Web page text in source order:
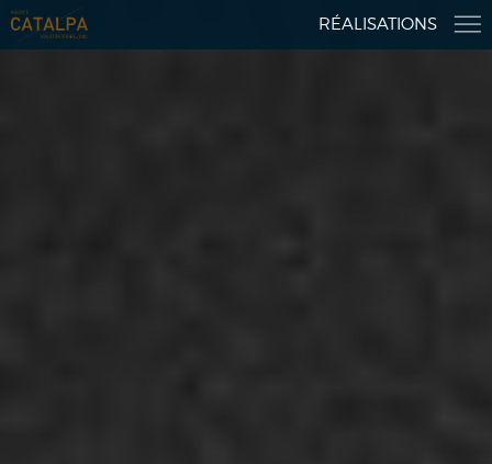
RÉALISATIONS